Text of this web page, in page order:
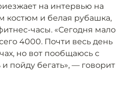
на интервью на
костюм и белая рубашка,
часы. «Сегодня мало
4000. Почти весь день
но вот пообщаюсь с
пойду бегать», — говорит